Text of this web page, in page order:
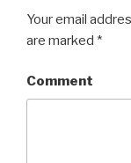
Your email
are marked *
Comment